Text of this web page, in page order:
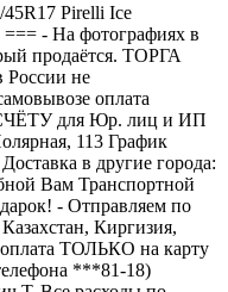
Pirelli Ice
- На фотографиях в
продаётся. ТОРГА
России не
оплата
для Юр. лиц и ИП
113 График
в другие города:
Вам Транспортной
- Отправляем по
Киргизия,
ТОЛЬКО на карту
***81-18)